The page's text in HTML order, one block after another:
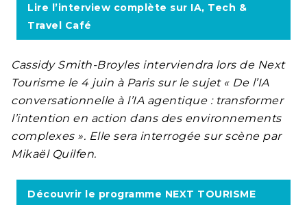
Lire l’interview complète sur IA, Tech &
Travel Café
Cassidy Smith-Broyles interviendra lors de Next
Tourisme le 4 juin à Paris sur le sujet « De l’IA
conversationnelle à l’IA agentique : transformer
l’intention en action dans des environnements
complexes ». Elle sera interrogée sur scène par
Mikaël Quilfen.
Découvrir le programme NEXT TOURISME